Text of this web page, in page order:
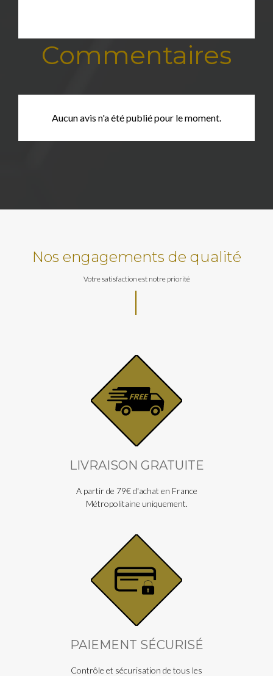
Commentaires
Aucun avis n'a été publié pour le moment.
Nos engagements de qualité
Votre satisfaction est notre priorité
LIVRAISON GRATUITE
A partir de 79€ d'achat en France
Métropolitaine uniquement.
PAIEMENT SÉCURISÉ
Contrôle et sécurisation de tous les